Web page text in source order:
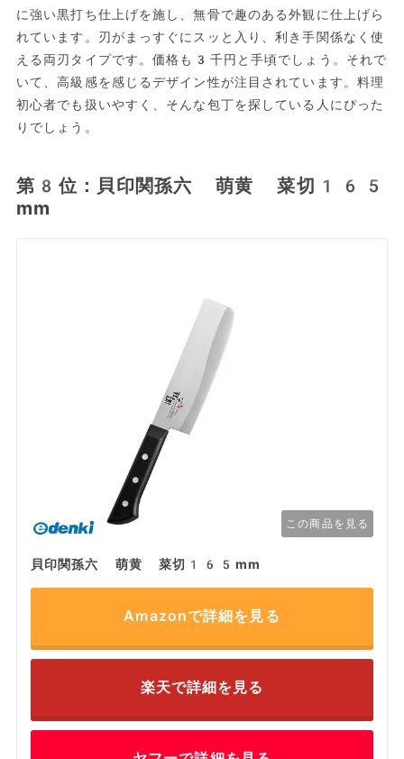
に強い黒打ち仕上げを施し、無骨で趣のある外観に仕上げら
れています。刃がまっすぐにスッと入り、利き手関係なく使
える両刃タイプです。価格も3千円と手頃でしょう。それで
いて、高級感を感じるデザイン性が注目されています。料理
初心者でも扱いやすく、そんな包丁を探している人にぴった
りでしょう。
第8位：貝印関孫六 萌黄 菜切165
mm
この商品を見る
貝印関孫六 萌黄 菜切165mm
Amazonで詳細を見る
楽天で詳細を見る